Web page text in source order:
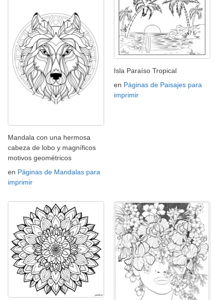
Mandala con una hermosa
cabeza de lobo y magníficos
motivos geométricos
en Páginas de Mandalas para
imprimir
Isla Paraíso Tropical
en Páginas de Paisajes para
imprimir